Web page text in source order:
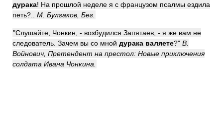
дурака! На прошлой неделе я с французом псалмы ездила
петь?.. М. Булгаков, Бег.
"Слушайте, Чонкин, - возбудился Запятаев, - я же вам не
следователь. Зачем вы со мной дурака валяете?" В.
Войнович, Претендент на престол: Новые приключения
солдата Ивана Чонкина.